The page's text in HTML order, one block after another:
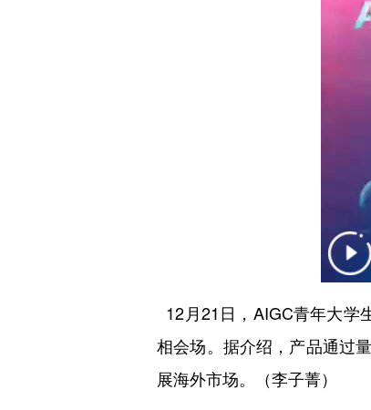
12月21日，AIGC青年大学
相会场。据介绍，产品通过
展海外市场。（李子菁）